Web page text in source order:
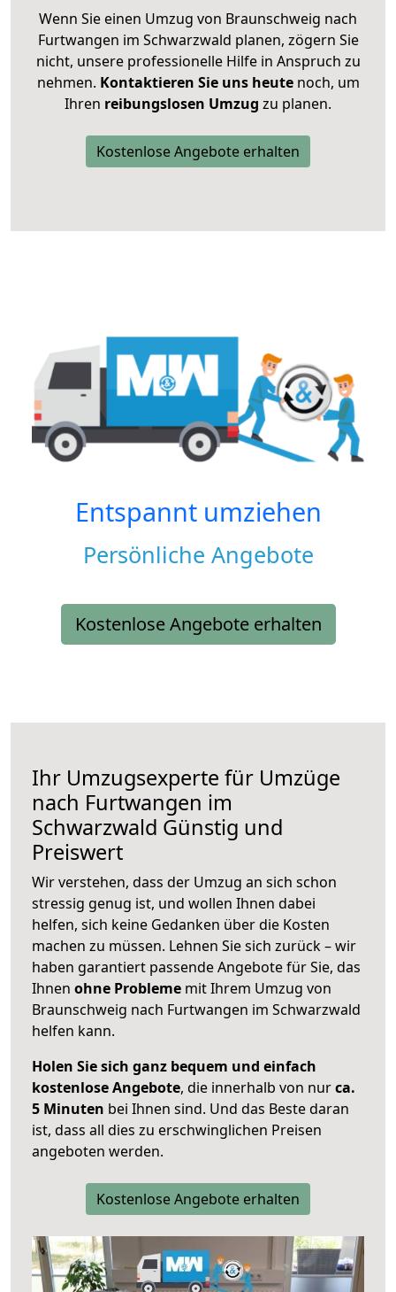
Wenn Sie einen Umzug von Braunschweig nach
Furtwangen im Schwarzwald planen, zögern Sie
nicht, unsere professionelle Hilfe in Anspruch zu
nehmen. Kontaktieren Sie uns heutenoch, um
Ihren reibungslosen Umzug zu planen.
Kostenlose Angebote erhalten
Entspannt umziehen
Persönliche Angebote
Kostenlose Angebote erhalten
Ihr Umzugsexperte für Umzüge
nach Furtwangen im
Schwarzwald Günstig und
Preiswert
Wir verstehen, dass der Umzug an sich schon
stressig genug ist, und wollen Ihnen dabei
helfen, sich keine Gedanken über die Kosten
machen zu müssen. Lehnen Sie sich zurück – wir
haben garantiert passende Angebote für Sie, das
Ihnen ohne Probleme mit Ihrem Umzug von
Braunschweig nach Furtwangen im Schwarzwald
helfen kann.
Holen Sie sich ganz bequem und einfach
kostenlose Angebote, die innerhalb von nurca.
5 Minuten bei Ihnen sind. Und das Beste daran
ist, dass all dies zu erschwinglichen Preisen
angeboten werden.
Kostenlose Angebote erhalten